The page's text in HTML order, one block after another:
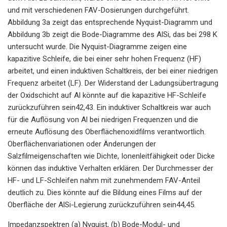
und mit verschiedenen FAV-Dosierungen durchgeführt.
Abbildung 3a zeigt das entsprechende Nyquist-Diagramm und
Abbildung 3b zeigt die Bode-Diagramme des AlSi, das bei 298 K
untersucht wurde. Die Nyquist-Diagramme zeigen eine
kapazitive Schleife, die bei einer sehr hohen Frequenz (HF)
arbeitet, und einen induktiven Schaltkreis, der bei einer niedrigen
Frequenz arbeitet (LF). Der Widerstand der Ladungsübertragung
der Oxidschicht auf Al könnte auf die kapazitive HF-Schleife
zurückzuführen sein42,43. Ein induktiver Schaltkreis war auch
für die Auflösung von Al bei niedrigen Frequenzen und die
erneute Auflösung des Oberflächenoxidfilms verantwortlich.
Oberflächenvariationen oder Änderungen der
Salzfilmeigenschaften wie Dichte, Ionenleitfähigkeit oder Dicke
können das induktive Verhalten erklären. Der Durchmesser der
HF- und LF-Schleifen nahm mit zunehmendem FAV-Anteil
deutlich zu. Dies könnte auf die Bildung eines Films auf der
Oberfläche der AlSi-Legierung zurückzuführen sein44,45.
Impedanzspektren (a) Nyquist, (b) Bode-Modul- und